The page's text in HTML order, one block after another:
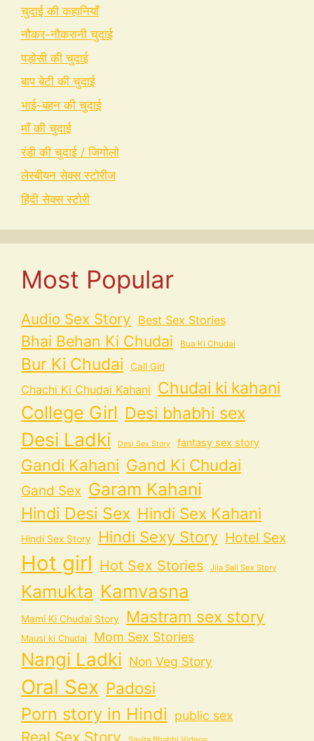
चुदाई की कहानियाँ
नौकर-नौकरानी चुदाई
पड़ोसी की चुदाई
बाप बेटी की चुदाई
भाई-बहन की चुदाई
माँ की चुदाई
रंडी की चुदाई / जिगोलो
लेस्बीयन सेक्स स्टोरीज
हिंदी सेक्स स्टोरी
Most Popular
Audio Sex Story Best Sex Stories
Bhai Behan Ki Chudai Bua Ki Chudai
Bur Ki Chudai Call Girl
Chachi Ki Chudai Kahani Chudai ki kahani
College Girl Desi bhabhi sex
Desi Ladki Desi Sex Story fantasy sex story
Gandi Kahani Gand Ki Chudai
Gand Sex Garam Kahani
Hindi Desi Sex Hindi Sex Kahani
Hindi Sex Story Hindi Sexy Story Hotel Sex
Hot girl Hot Sex Stories Jija Sali Sex Story
Kamukta Kamvasna
Mami Ki Chudai Story Mastram sex story
Mausi ki Chudai Mom Sex Stories
Nangi Ladki Non Veg Story
Oral Sex Padosi
Porn story in Hindi public sex
Real Sex Story